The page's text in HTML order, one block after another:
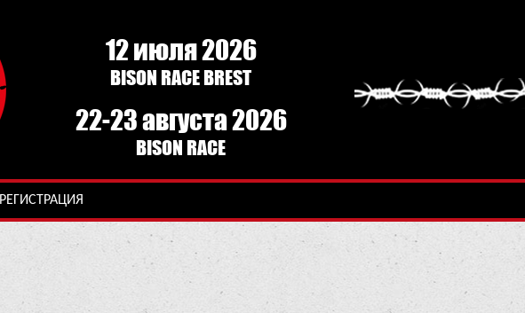
12 июля 2026
BISON RACE BREST
22-23 августа 2026
BISON RACE
РЕГИСТРАЦИЯ